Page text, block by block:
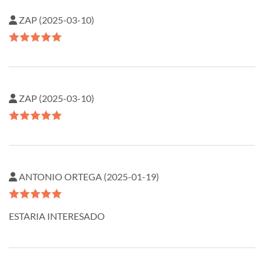
ZAP (2025-03-10)
ZAP (2025-03-10)
ANTONIO ORTEGA (2025-01-19)
ESTARIA INTERESADO